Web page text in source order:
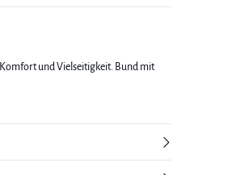
und Vielseitigkeit. Bund mit